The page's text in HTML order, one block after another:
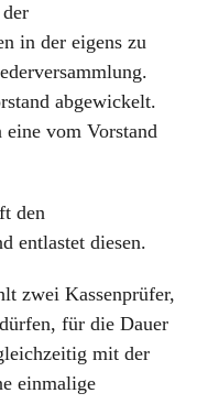
in der eigens zu
abgewickelt.
vom Vorstand
den
entlastet diesen.
zwei Kassenprüfer,
für die Dauer
mit der
einmalige